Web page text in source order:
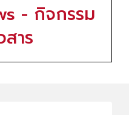
- กิจกรรม
สาร